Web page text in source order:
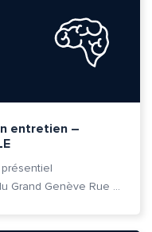
entretien –
Cité des Métiers du Grand Genève Rue Prévost-Martin 6 1205 Genève